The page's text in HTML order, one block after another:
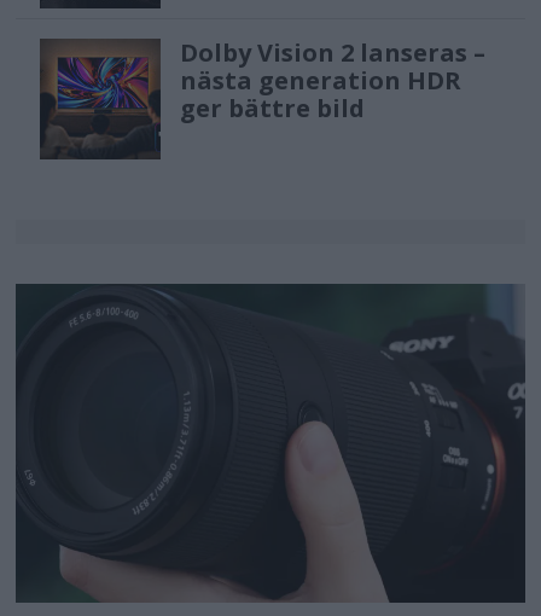
Dolby Vision 2 lanseras –
nästa generation HDR
ger bättre bild